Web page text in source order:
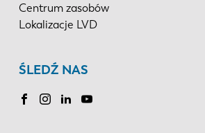
Centrum zasobów
Lokalizacje LVD
ŚLEDŹ NAS